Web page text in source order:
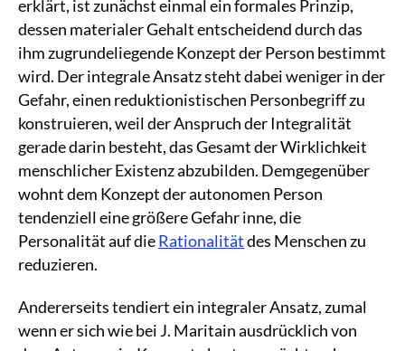
erklärt, ist zunächst einmal ein formales Prinzip,
dessen materialer Gehalt entscheidend durch das
ihm zugrundeliegende Konzept der Person bestimmt
wird. Der integrale Ansatz steht dabei weniger in der
Gefahr, einen reduktionistischen Personbegriff zu
konstruieren, weil der Anspruch der Integralität
gerade darin besteht, das Gesamt der Wirklichkeit
menschlicher Existenz abzubilden. Demgegenüber
wohnt dem Konzept der autonomen Person
tendenziell eine größere Gefahr inne, die
Personalität auf dieRationalitätdes Menschen zu
reduzieren.
Andererseits tendiert ein integraler Ansatz, zumal
wenn er sich wie bei J. Maritain ausdrücklich von